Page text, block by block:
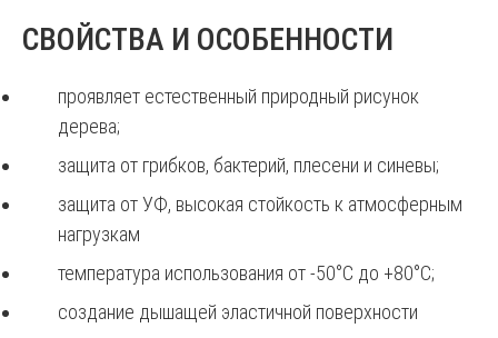
СВОЙСТВА И ОСОБЕННОСТИ
проявляет естественный природный рисунок
дерева;
защита от грибков, бактерий, плесени и синевы;
защита от УФ, высокая стойкость к атмосферным
нагрузкам
температура использования от -50°С до +80°С;
создание дышащей эластичной поверхности